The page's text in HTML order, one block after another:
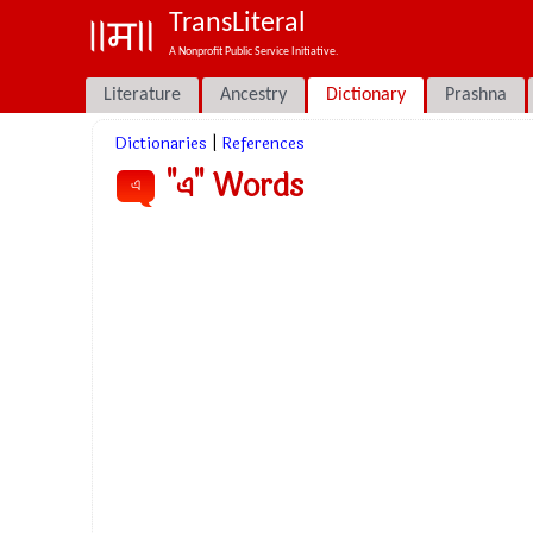
TransLiteral
A Nonprofit Public Service Initiative.
Literature Ancestry Dictionary Prashna
Dictionaries References
এ "এ" Words